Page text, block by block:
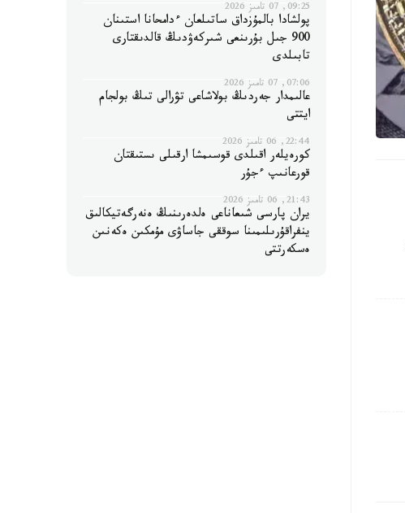
09:25, 07 تامىز 2026
پولشادا بالمۇزداق ساتىلعان ءدامحانا استىنان
900 جىل بۇرىنعى شىركەۋدىڭ قالدىقتارى
تابىلدى
07:06, 07 تامىز 2026
عالىمدار جەردىڭ بولاشاعى تۋرالى تىڭ بولجام
ايتتى
22:44, 06 تامىز 2026
كورەيلەر اقىلدى قوسىمشا ارقىلى ىستىقتان
قورعانىپ ءجۇر
21:43, 06 تامىز 2026
يران پارسى شىعاناعى ەلدەرىنىڭ ەنەرگەتيكالىق
ينفراقۇرىلىمىنا سوققى جاساۋى مۇمكىن ەكەنىن
ەسكەرتتى